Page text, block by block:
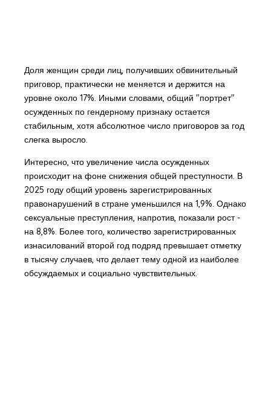
Доля женщин среди лиц, получивших обвинительный
приговор, практически не меняется и держится на
уровне около 17%. Иными словами, общий "портрет"
осужденных по гендерному признаку остается
стабильным, хотя абсолютное число приговоров за год
слегка выросло.
Интересно, что увеличение числа осужденных
происходит на фоне снижения общей преступности. В
2025 году общий уровень зарегистрированных
правонарушений в стране уменьшился на 1,9%. Однако
сексуальные преступления, напротив, показали рост -
на 8,8%. Более того, количество зарегистрированных
изнасилований второй год подряд превышает отметку
в тысячу случаев, что делает тему одной из наиболее
обсуждаемых и социально чувствительных.